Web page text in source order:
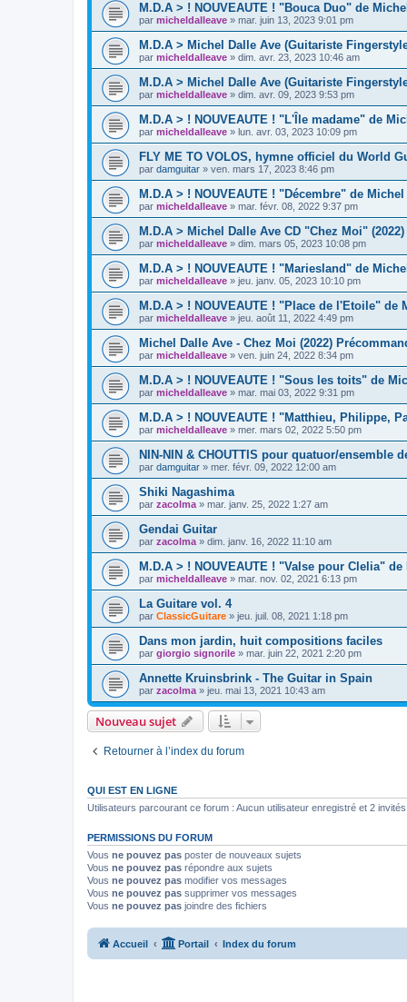
M.D.A > ! NOUVEAUTE ! "Bouca Duo" de
par micheldalleave » mar. juin 13, 2023 9:01 pm
M.D.A > Michel Dalle Ave (Guitariste
par micheldalleave » dim. avr. 23, 2023 10:46 am
M.D.A > Michel Dalle Ave (Guitariste
par micheldalleave » dim. avr. 09, 2023 9:53 pm
M.D.A > ! NOUVEAUTE ! "L'Île madame" de
par micheldalleave » lun. avr. 03, 2023 10:09 pm
FLY ME TO VOLOS, hymne officiel du World
par damguitar » ven. mars 17, 2023 8:46 pm
M.D.A > ! NOUVEAUTE ! "Décembre" de
par micheldalleave » mar. févr. 08, 2022 9:37 pm
M.D.A > Michel Dalle Ave CD "Chez Moi"
par micheldalleave » dim. mars 05, 2023 10:08 pm
M.D.A > ! NOUVEAUTE ! "Mariesland" de
par micheldalleave » jeu. janv. 05, 2023 10:10 pm
M.D.A > ! NOUVEAUTE ! "Place de l'Etoile" de
par micheldalleave » jeu. août 11, 2022 4:49 pm
Michel Dalle Ave - Chez Moi (2022)
par micheldalleave » ven. juin 24, 2022 8:34 pm
M.D.A > ! NOUVEAUTE ! "Sous les toits" de
par micheldalleave » mar. mai 03, 2022 9:31 pm
M.D.A > ! NOUVEAUTE ! "Matthieu, Philippe,
par micheldalleave » mer. mars 02, 2022 5:50 pm
NIN-NIN & CHOUTTIS pour quatuor/ensemble
par damguitar » mer. févr. 09, 2022 12:00 am
Shiki Nagashima
par zacolma » mar. janv. 25, 2022 1:27 am
Gendai Guitar
par zacolma » dim. janv. 16, 2022 11:10 am
M.D.A > ! NOUVEAUTE ! "Valse pour Clelia"
par micheldalleave » mar. nov. 02, 2021 6:13 pm
La Guitare vol. 4
par ClassicGuitare » jeu. juil. 08, 2021 1:18 pm
Dans mon jardin, huit compositions faciles
par giorgio signorile » mar. juin 22, 2021 2:20 pm
Annette Kruinsbrink - The Guitar in Spain
par zacolma » jeu. mai 13, 2021 10:43 am
Nouveau sujet
Retourner à l’index du forum
QUI EST EN LIGNE
Utilisateurs parcourant ce forum : Aucun utilisateur enregistré et 2 invités
PERMISSIONS DU FORUM
Vous ne pouvez pas poster de nouveaux sujets
Vous ne pouvez pas répondre aux sujets
Vous ne pouvez pas modifier vos messages
Vous ne pouvez pas supprimer vos messages
Vous ne pouvez pas joindre des fichiers
Accueil Portail Index du forum